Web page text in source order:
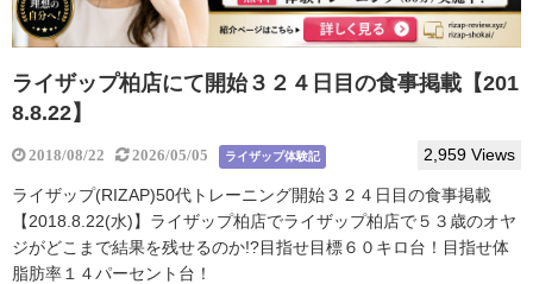
ライザップ柏店にて開始３２４日目の食事掲載【201
8.8.22】
2018/08/22 2026/05/05 ライザップ体験記 2,959 Views
ライザップ(RIZAP)50代トレーニング開始３２４日目の食事掲載
【2018.8.22(水)】ライザップ柏店でライザップ柏店で５３歳のオヤ
ジがどこまで結果を残せるのか!?目指せ目標６０キロ台！目指せ体
脂肪率１４パーセント台！